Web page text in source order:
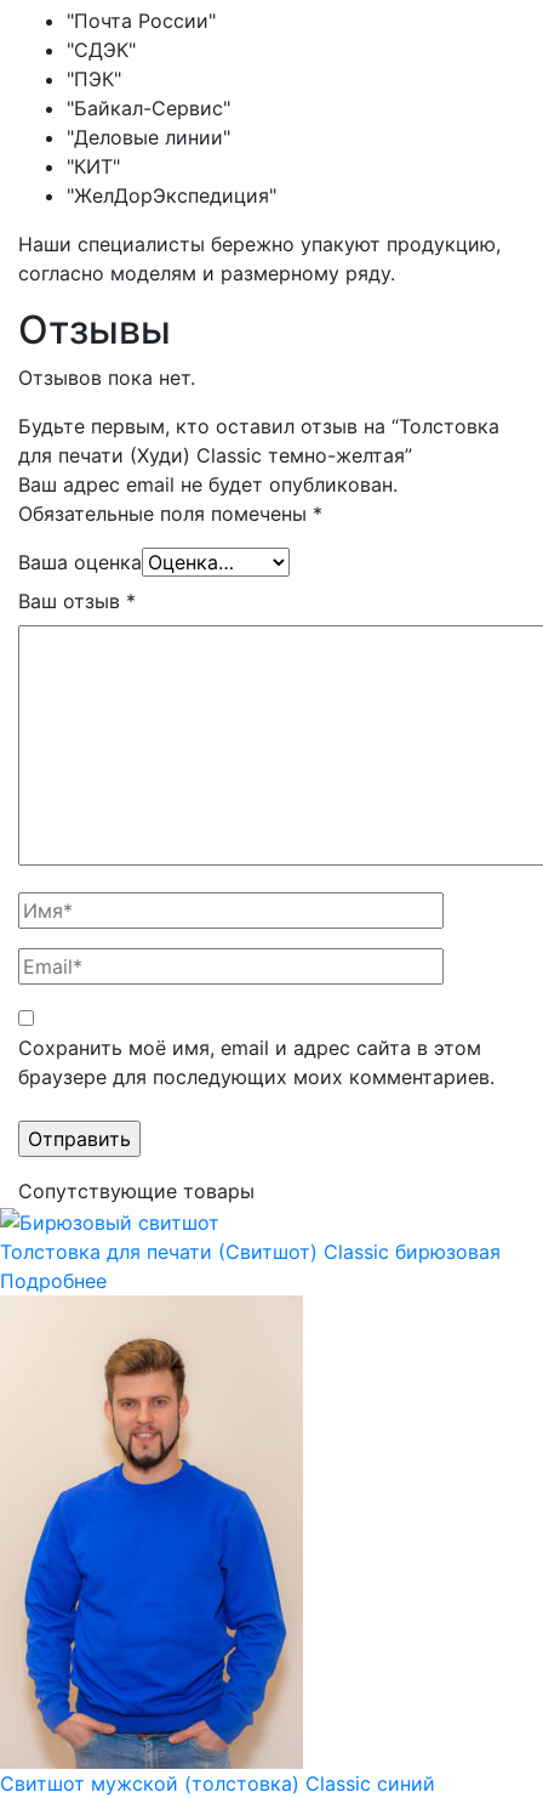
"Почта России"
"СДЭК"
"ПЭК"
"Байкал-Сервис"
"Деловые линии"
"КИТ"
"ЖелДорЭкспедиция"
Наши специалисты бережно упакуют продукцию,
согласно моделям и размерному ряду.
Отзывы
Отзывов пока нет.
Будьте первым, кто оставил отзыв на “Толстовка
для печати (Худи) Classic темно-желтая”
Ваш адрес email не будет опубликован.
Обязательные поля помечены *
Ваша оценка
Ваш отзыв *
Сохранить моё имя, email и адрес сайта в этом
браузере для последующих моих комментариев.
Сопутствующие товары
Толстовка для печати (Свитшот) Classic бирюзовая
Подробнее
Свитшот мужской (толстовка) Classic синий